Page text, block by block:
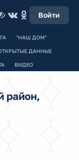
Войти
"НАШ ДОМ"
ДАННЫЕ
ВИДЕО
район,